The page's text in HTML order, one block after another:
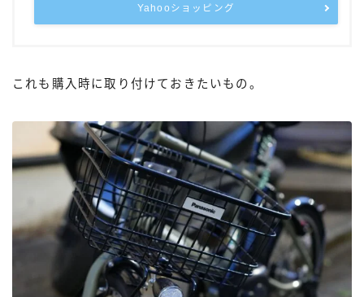
Yahooショッピング
これも購入時に取り付けておきたいもの。